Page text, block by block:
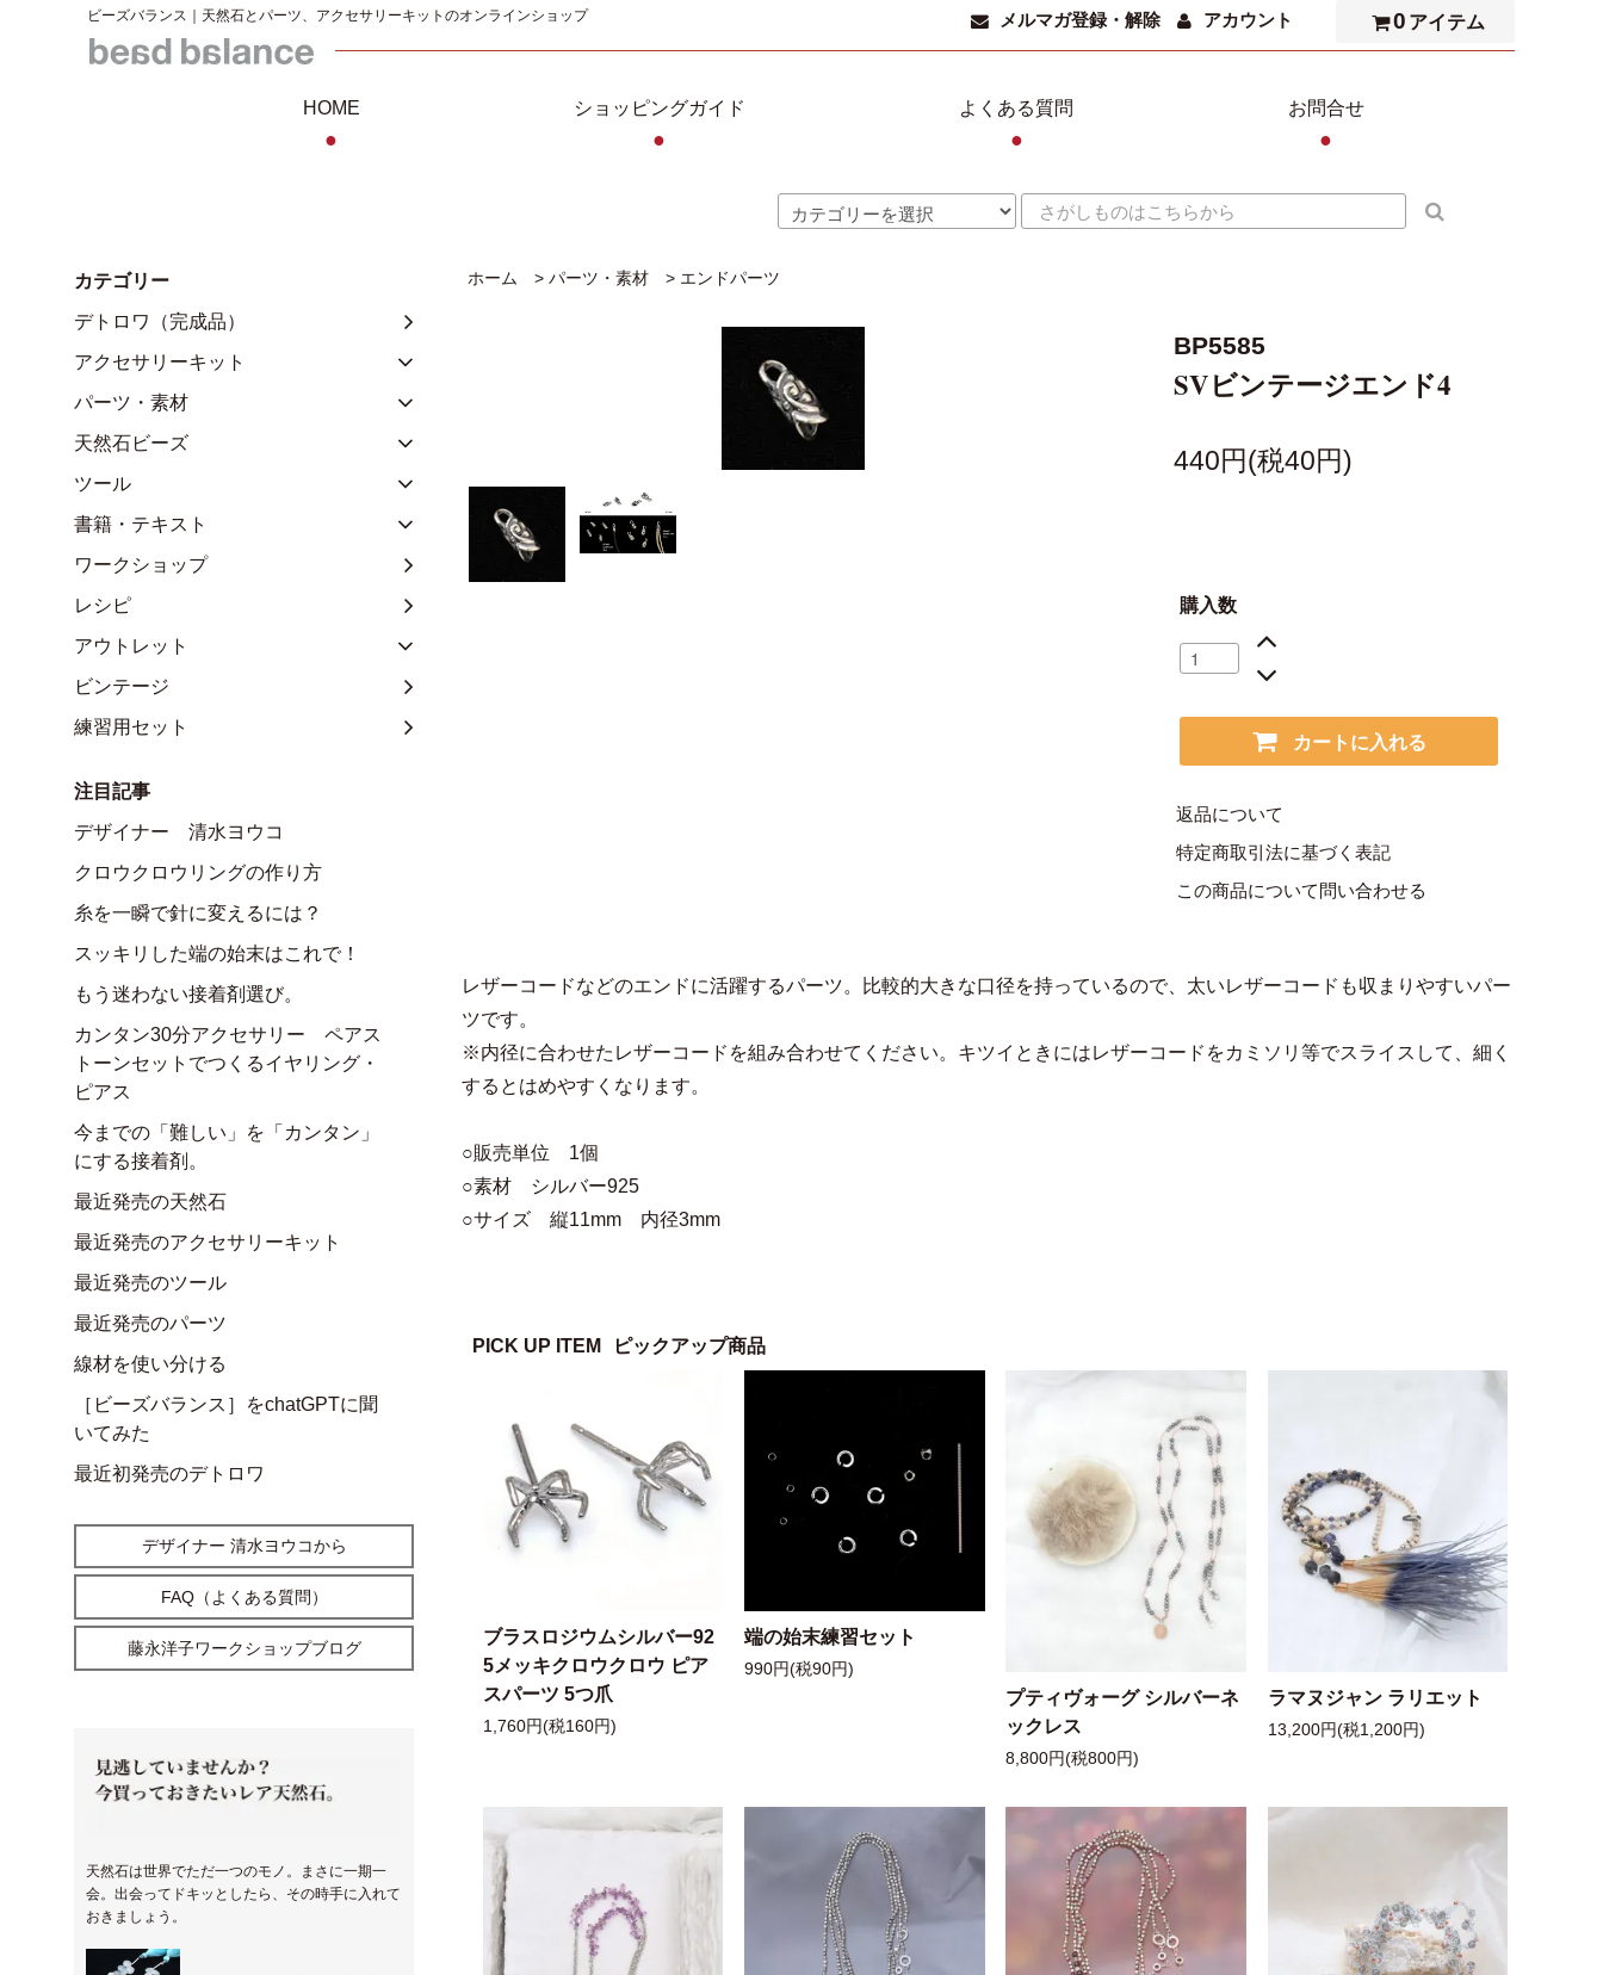
ビーズバランス｜天然石とパーツ、アクセサリーキットのオンラインショップ メルマガ登録・解除 アカウント 0 アイテム
HOME
●
ショッピングガイド
●
よくある質問
●
お問合せ
●
ホーム > パーツ・素材 > エンドパーツ
BP5585
SVビンテージエンド4
440円(税40円)
購入数
カートに入れる
返品について
特定商取引法に基づく表記
この商品について問い合わせる
レザーコードなどのエンドに活躍するパーツ。比較的大きな口径を持っているので、太いレザーコードも収まりやすいパー
ツです。
※内径に合わせたレザーコードを組み合わせてください。キツイときにはレザーコードをカミソリ等でスライスして、細く
するとはめやすくなります。
○販売単位 1個
○素材 シルバー925
○サイズ 縦11mm 内径3mm
PICK UP ITEM ピックアップ商品
ブラスロジウムシルバー92
5メッキクロウクロウ ピア
スパーツ 5つ爪
1,760円(税160円)
端の始末練習セット
990円(税90円)
プティヴォーグ シルバーネ
ックレス
8,800円(税800円)
ラマヌジャン ラリエット
13,200円(税1,200円)
カテゴリー
デトロワ（完成品）
アクセサリーキット
パーツ・素材
天然石ビーズ
ツール
書籍・テキスト
ワークショップ
レシピ
アウトレット
ビンテージ
練習用セット
注目記事
デザイナー 清水ヨウコ
クロウクロウリングの作り方
糸を一瞬で針に変えるには？
スッキリした端の始末はこれで！
もう迷わない接着剤選び。
カンタン30分アクセサリー ペアス
トーンセットでつくるイヤリング・
ピアス
今までの「難しい」を「カンタン」
にする接着剤。
最近発売の天然石
最近発売のアクセサリーキット
最近発売のツール
最近発売のパーツ
線材を使い分ける
［ビーズバランス］をchatGPTに聞
いてみた
最近初発売のデトロワ
デザイナー 清水ヨウコから
FAQ（よくある質問）
藤永洋子ワークショップブログ
天然石は世界でただ一つのモノ。まさに一期一
会。出会ってドキッとしたら、その時手に入れて
おきましょう。